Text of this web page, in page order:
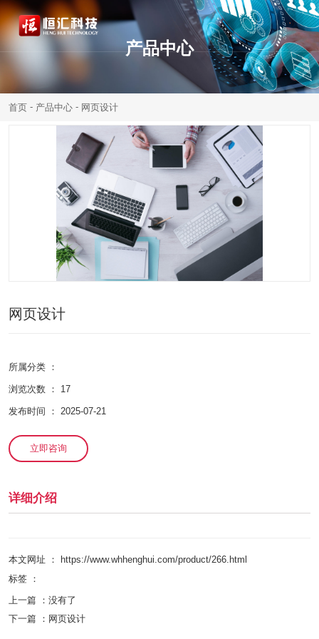
产品中心
首页 - 产品中心 - 网页设计
网页设计
所属分类 ：
浏览次数 ： 17
发布时间 ： 2025-07-21
立即咨询
详细介绍
本文网址 ： https://www.whhenghui.com/product/266.html
标签 ：
上一篇 ： 没有了
下一篇 ： 网页设计